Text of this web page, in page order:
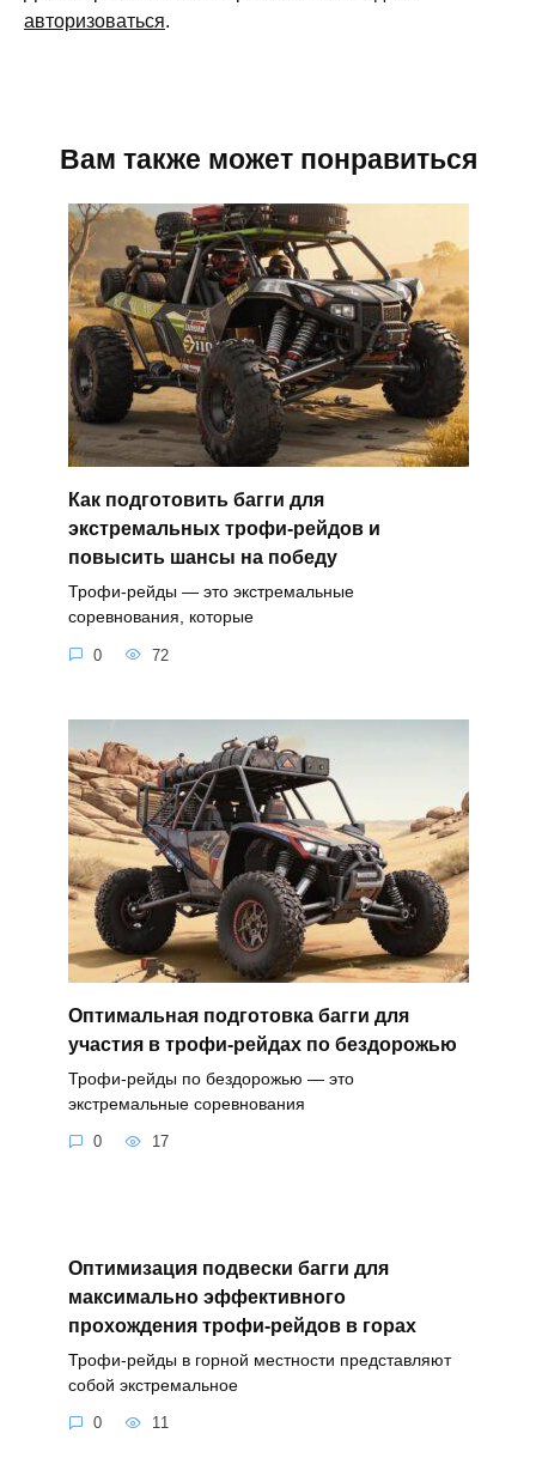
авторизоваться.
Вам также может понравиться
Как подготовить багги для
экстремальных трофи-рейдов и
повысить шансы на победу
Трофи-рейды — это экстремальные
соревнования, которые
0 72
Оптимальная подготовка багги для
участия в трофи-рейдах по бездорожью
Трофи-рейды по бездорожью — это
экстремальные соревнования
0 17
Оптимизация подвески багги для
максимально эффективного
прохождения трофи-рейдов в горах
Трофи-рейды в горной местности представляют
собой экстремальное
0 11